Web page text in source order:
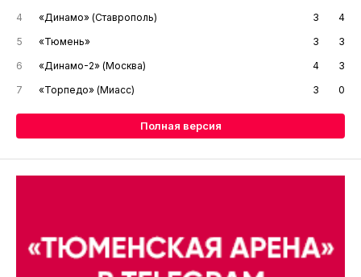
4
«Динамо» (Ставрополь) 3
4
5
«Тюмень» 3
3
6
«Динамо-2» (Москва) 4
3
7
«Торпедо» (Миасс) 3 0
Полная версия